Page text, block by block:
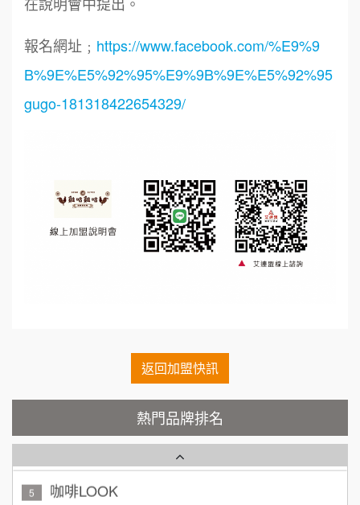
報名網址﹔ https://www.facebook.com/%E9%9
B%9E%E5%92%95%E9%9B%9E%E5%92%95
gugo-181318422654329/
返回加盟快訊
熱門品牌排名
呷尚寶
SHARE TEA歇腳亭
秉宏小米甜甜圈
4 潮鍋癮
5 咖啡LOOK
周 先生/小姐
徐 先生/小姐 新北市
50萬~75萬
加盟預算